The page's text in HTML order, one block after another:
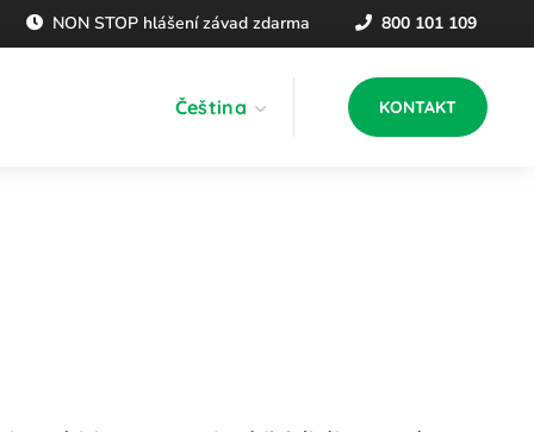
NON STOP hlášení závad zdarma 800 101 109
Čeština KONTAKT